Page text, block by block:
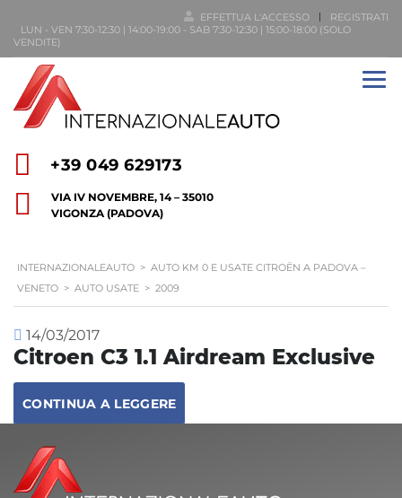
EFFETTUA L'ACCESSO
REGISTRATI
LUN - VEN 7:30-12:30 | 14:00-19:00 - SAB 7:30-12:30 | 15:00-18:00 (SOLO
VENDITE)
+39 049 629173
VIA IV NOVEMBRE, 14 – 35010
VIGONZA (PADOVA)
INTERNAZIONALEAUTO > AUTO KM 0 E USATE CITROËN A PADOVA –
VENETO > AUTO USATE > 2009
14/03/2017
Citroen C3 1.1 Airdream Exclusive
CONTINUA A LEGGERE